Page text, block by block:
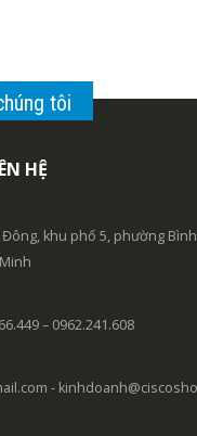
tôi
HỆ
khu phố 5, phường
– 0962.241.608
-